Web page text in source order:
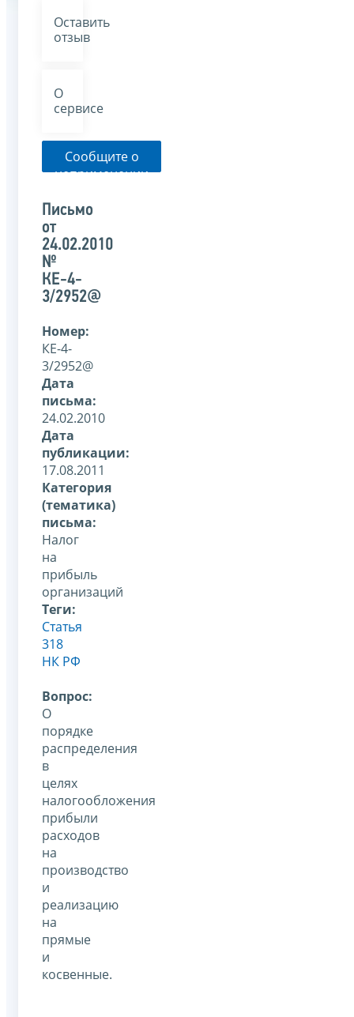
Оставить
отзыв
О
сервисе
Сообщите о
неприменении
органом
письма
Письмо
от
24.02.2010
№
КЕ-4-
3/2952@
Номер:
КЕ-4-
3/2952@
Дата
письма:
24.02.2010
Дата
публикации:
17.08.2011
Категория
(тематика)
письма:
Налог
на
прибыль
организаций
Теги:
Статья
318
НК РФ
Вопрос:
О
порядке
распределения
в
целях
налогообложения
прибыли
расходов
на
производство
и
реализацию
на
прямые
и
косвенные.